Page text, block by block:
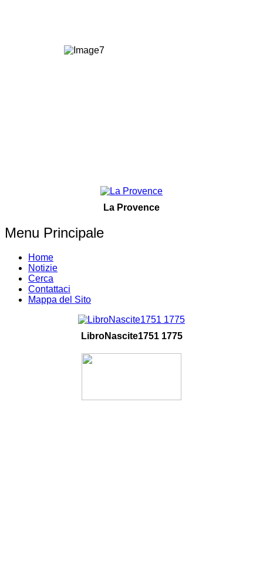
La Provence
Menu Principale
Home
Notizie
Cerca
Contattaci
Mappa del Sito
LibroNascite1751 1775